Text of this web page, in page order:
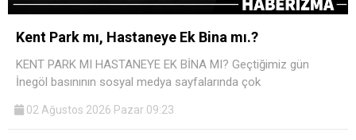
Kent Park mı, Hastaneye Ek Bina mı.?
KENT PARK MI HASTANEYE EK BİNA MI? Geçtiğimiz gün
İnegöl basınının sosyal medya sayfalarında çok
02 Ağustos 2026 Pazar 09:23